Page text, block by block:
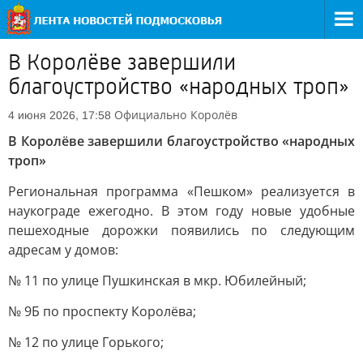
В Королёве завершили
благоустройство «народных троп»
4 июня 2026, 17:58 Официально Королёв
В Королёве завершили благоустройство «народных
троп»
Региональная программа «Пешком» реализуется в
наукограде ежегодно. В этом году новые удобные
пешеходные дорожки появились по следующим
адресам у домов:
№ 11 по улице Пушкинская в мкр. Юбилейный;
№ 9Б по проспекту Королёва;
№ 12 по улице Горького;